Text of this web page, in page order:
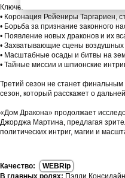
Ключевые события сезона:
• Коронация Рейениры Таргариен,
• Борьба за признание законного
• Появление новых драконов и их
• Захватывающие сцены воздушных
• Масштабные осады и битвы на
• Тайные миссии и шпионские
Третий сезон не станет
сезон, который расскажет о
«Дом Дракона» продолжает
Джорджа Мартина, предлагая
политических интриг, магии и
Качество:
WEBRip
В главных ролях: Пэдди